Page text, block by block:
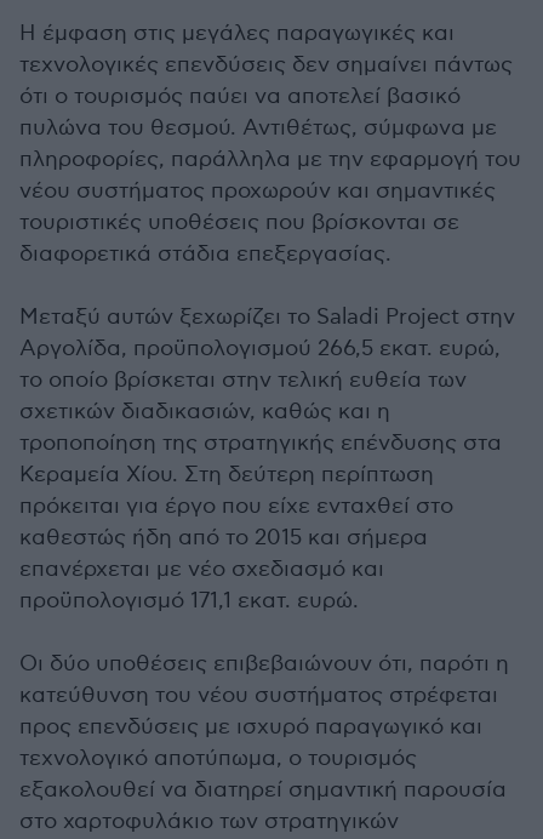
Η έμφαση στις μεγάλες παραγωγικές και
τεχνολογικές επενδύσεις δεν σημαίνει πάντως
ότι ο τουρισμός παύει να αποτελεί βασικό
πυλώνα του θεσμού. Αντιθέτως, σύμφωνα με
πληροφορίες, παράλληλα με την εφαρμογή του
νέου συστήματος προχωρούν και σημαντικές
τουριστικές υποθέσεις που βρίσκονται σε
διαφορετικά στάδια επεξεργασίας.
Μεταξύ αυτών ξεχωρίζει το Saladi Project στην
Αργολίδα, προϋπολογισμού 266,5 εκατ. ευρώ,
το οποίο βρίσκεται στην τελική ευθεία των
σχετικών διαδικασιών, καθώς και η
τροποποίηση της στρατηγικής επένδυσης στα
Κεραμεία Χίου. Στη δεύτερη περίπτωση
πρόκειται για έργο που είχε ενταχθεί στο
καθεστώς ήδη από το 2015 και σήμερα
επανέρχεται με νέο σχεδιασμό και
προϋπολογισμό 171,1 εκατ. ευρώ.
Οι δύο υποθέσεις επιβεβαιώνουν ότι, παρότι η
κατεύθυνση του νέου συστήματος στρέφεται
προς επενδύσεις με ισχυρό παραγωγικό και
τεχνολογικό αποτύπωμα, ο τουρισμός
εξακολουθεί να διατηρεί σημαντική παρουσία
στο χαρτοφυλάκιο των στρατηγικών